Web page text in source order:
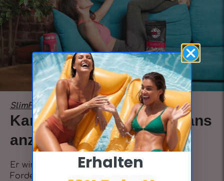
Kannst du deine alten Jeans
anziehen?
SlimFit, der Tee für Gewichtsverlust.
Er wird das ganze Jahr über bei dir sein.
Fordere deinen Körper mit unserer
Erhalten ​